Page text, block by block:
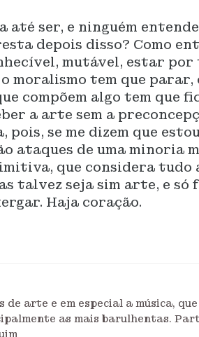
até ser, e ninguém
depois disso? Como
mutável, estar por
moralismo tem que parar,
compõem algo tem que
a arte sem a
se me dizem que
ataques de uma minoria
que considera tudo
talvez seja sim arte, e só
Haja coração.
arte e em especial a música,
as mais barulhentas.